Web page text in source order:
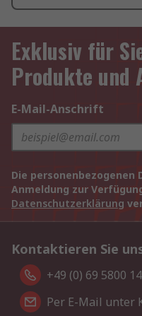
Exklusiv für
Produkte und
E-Mail-Anschrift
Die personenbezogenen
Anmeldung zur
Datenschutzerklärung
Kontaktieren Sie
+49 (0) 69 5800
Per E-Mail unter